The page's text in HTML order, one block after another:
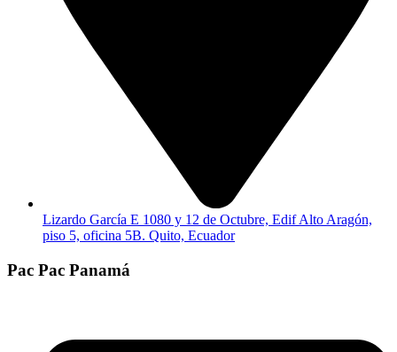
Lizardo García E 1080 y 12 de Octubre, Edif Alto Aragón,
piso 5, oficina 5B. Quito, Ecuador
Pac Pac Panamá